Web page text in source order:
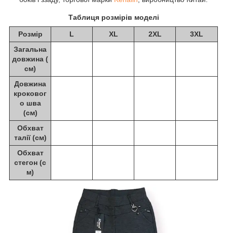
Таблиця розмірів моделі
Розмір L XL 2XL
3XL
Загальна
довжина (
см)
Довжина
кроковог
о шва
(см)
Обхват
талії (см)
Обхват
стегон (с
м)